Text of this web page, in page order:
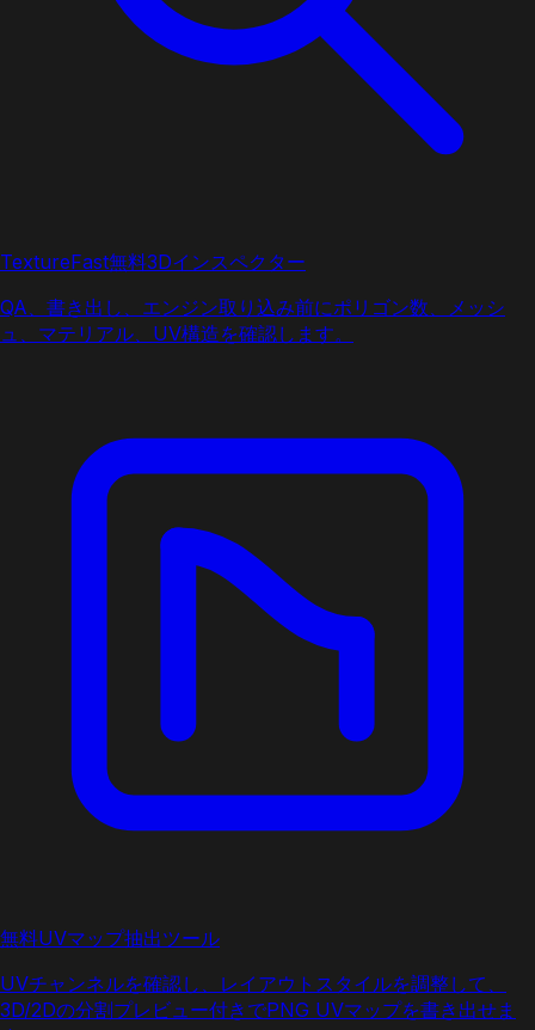
TextureFast無料3Dインスペクター
QA、書き出し、エンジン取り込み前にポリゴン数、メッシ
ュ、マテリアル、UV構造を確認します。
無料UVマップ抽出ツール
UVチャンネルを確認し、レイアウトスタイルを調整して、
3D/2Dの分割プレビュー付きでPNG UVマップを書き出せま